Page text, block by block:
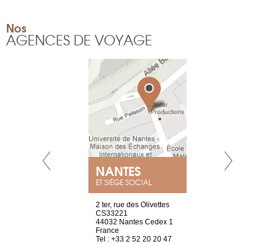
Nos
AGENCES DE VOYAGE
NANTES
ET SIÈGE SOCIAL
2 ter, rue des Olivettes
CS33221
44032 Nantes Cedex 1
France
Tel : +33 2 52 20 20 47